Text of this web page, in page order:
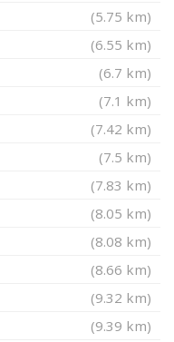
(5.75 km)
(6.55 km)
(6.7 km)
(7.1 km)
(7.42 km)
(7.5 km)
(7.83 km)
(8.05 km)
(8.08 km)
(8.66 km)
(9.32 km)
(9.39 km)